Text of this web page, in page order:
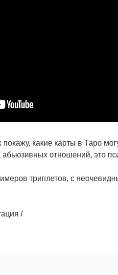
какие карты в Таро
отношений, это
триплетов, с
/